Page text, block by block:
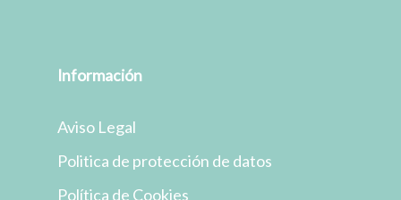
Información
Aviso Legal
Politica de protección de datos
Política de Cookies